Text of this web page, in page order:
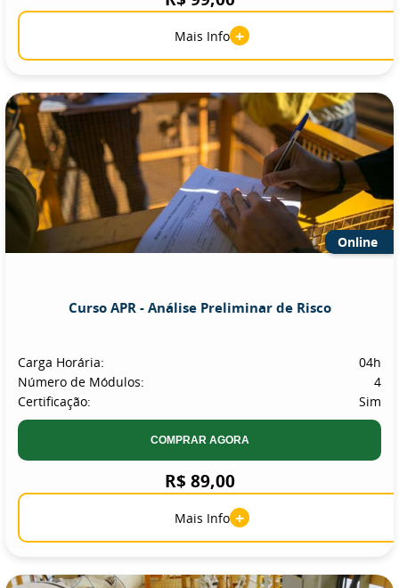
Mais Info +
Online
Curso APR - Análise Preliminar de Risco
Carga Horária:
04h
Número de Módulos:
4
Certificação:
Sim
COMPRAR AGORA
R$ 89,00
Mais Info +